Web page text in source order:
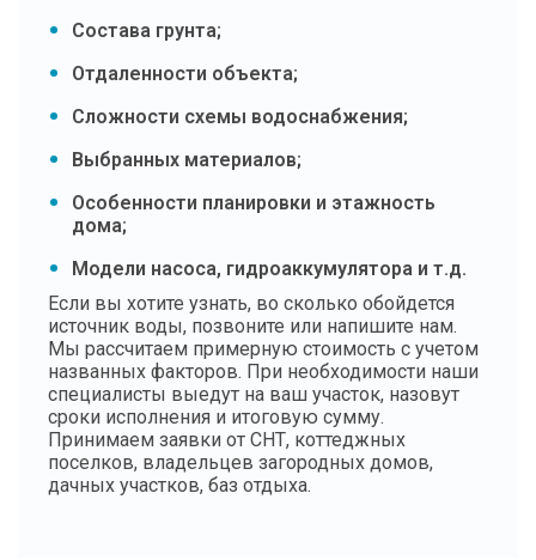
Состава грунта;
Отдаленности объекта;
Сложности схемы водоснабжения;
Выбранных материалов;
Особенности планировки и этажность
дома;
Модели насоса, гидроаккумулятора и т.д.
Если вы хотите узнать, во сколько обойдется
источник воды, позвоните или напишите нам.
Мы рассчитаем примерную стоимость с учетом
названных факторов. При необходимости наши
специалисты выедут на ваш участок, назовут
сроки исполнения и итоговую сумму.
Принимаем заявки от СНТ, коттеджных
поселков, владельцев загородных домов,
дачных участков, баз отдыха.